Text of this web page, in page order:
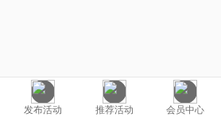
发布活动 推荐活动 会员中心